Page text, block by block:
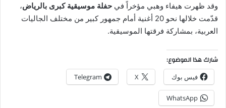
وقد ظهرت هيفاء وهبي مؤخراً في حفلة موسيقية كبرى بالرياض،
قدّمت خلالها نحو 20 أغنية أمام جمهور كبير من مختلف الجاليات
العربية، بمشاركة فرقتها الموسيقية.
شارك هذا الموضوع:
فيس بوك X
Telegram
WhatsApp